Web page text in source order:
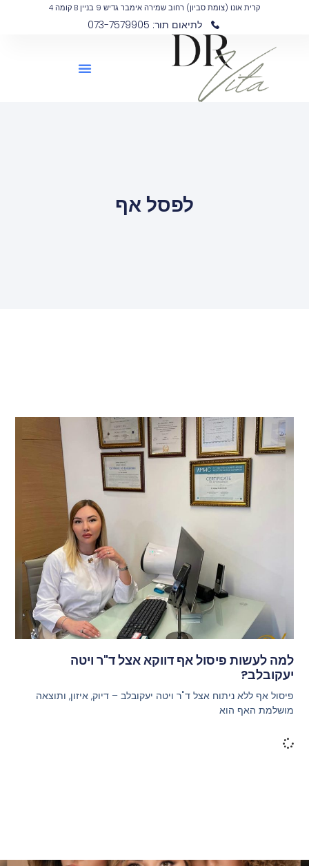
קרית אונו (צומת סביון) רחוב שמירה אימבר גדיש 9 בניין B קומה 4
לתיאום תור: 073-7579905
לפסל אף
למה לעשות פיסול אף דווקא אצל ד"ר ויטה
יעקובלב?
פיסול אף ללא ניתוח אצל ד"ר ויטה יעקובלב – דיוק, איזון, ותוצאה
מושלמת האף הוא